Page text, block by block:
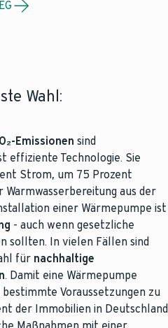
Wahl:
Emissionen sind
effiziente Technologie. Sie
Strom, um 75 Prozent
Warmwasserbereitung aus der
einer Wärmepumpe ist
- auch wenn gesetzliche
sollten. In vielen Fällen sind
für nachhaltige
. Damit eine Wärmepumpe
Voraussetzungen zu
der Immobilien in Deutschland